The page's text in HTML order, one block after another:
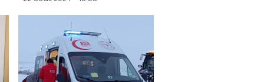
kişi yaralandı